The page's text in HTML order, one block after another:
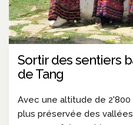
Sortir des sentiers
de Tang
Avec une altitude de
plus préservée des vallées